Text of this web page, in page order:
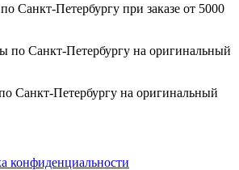
Санкт-Петербургу при заказе от 5000
Санкт-Петербургу на оригинальный
конфиденциальности